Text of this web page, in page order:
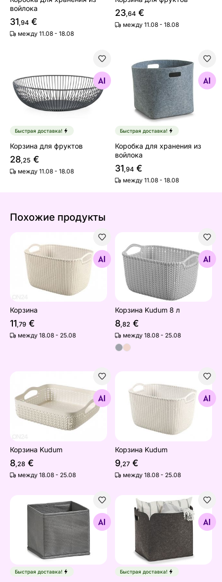
войлока
31,94 €
между 11.08 - 18.08
23,64 €
между 11.08 - 18.08
Найдите похожие
Быстрая доставка!
Корзина для фруктов
28,25 €
между 11.08 - 18.08
Коробка для хранения из
Найдите похожие
Быстрая доставка!
Коробка для хранения из
войлока
31,94 €
между 11.08 - 18.08
Похожие продукты
Корзина
Найдите похожие
Корзина
11,79 €
между 18.08 - 25.08
Корзина Kudum 8 л
Найдите похожие
Корзина Kudum 8 л
8,82 €
между 18.08 - 25.08
Корзина Kudum
Найдите похожие
Корзина Kudum
8,28 €
между 18.08 - 25.08
Корзина Kudum
Найдите похожие
Корзина Kudum
9,27 €
между 18.08 - 25.08
Ящик для хранения
Найдите похожие
Быстрая доставка!
Корзина из войлока
Найдите похожие
Быстрая доставка!